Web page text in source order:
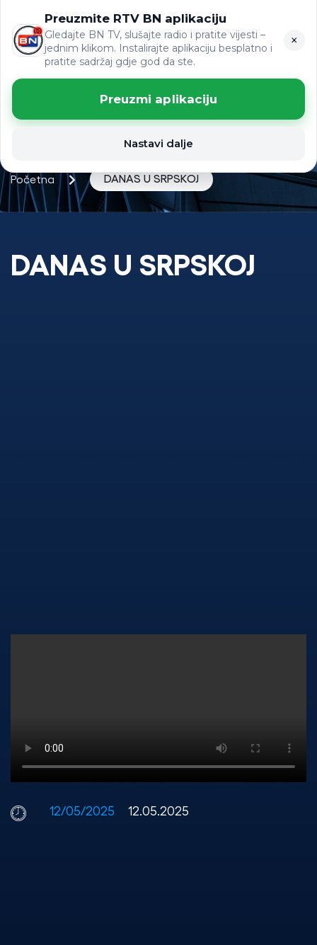
VIJESTI LAT
Preuzmite RTV BN aplikaciju
Gledajte BN TV, slušajte radio i pratite vijesti –
jednim klikom. Instalirajte aplikaciju besplatno i
pratite sadržaj gdje god da ste.
×
Preuzmi aplikaciju
Nastavi dalje
Početna DANAS U SRPSKOJ
DANAS U SRPSKOJ
12/05/2025 12.05.2025